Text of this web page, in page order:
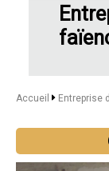
Accueil Entreprise